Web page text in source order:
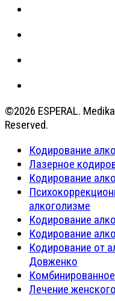
©2026 ESPERAL.
Reserved.
Кодирование
Лазерное
Кодирование
алкоголизме
Кодирование
Кодирование
Кодирование от
Довженко
Лечение